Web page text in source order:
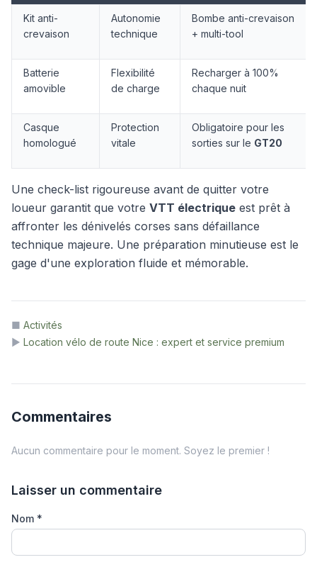
Kit anti-
crevaison
Autonomie
technique
Bombe anti-crevaison
+ multi-tool
Batterie
amovible
Flexibilité
de charge
Recharger à 100%
chaque nuit
Casque
homologué
Protection
vitale
Obligatoire pour les
sorties sur le GT20
Une check-list rigoureuse avant de quitter votre
loueur garantit que votre VTT électrique est prêt à
affronter les dénivelés corses sans défaillance
technique majeure. Une préparation minutieuse est le
gage d'une exploration fluide et mémorable.
■ Activités
▶ Location vélo de route Nice : expert et service premium
Commentaires
Aucun commentaire pour le moment. Soyez le premier !
Laisser un commentaire
Nom *